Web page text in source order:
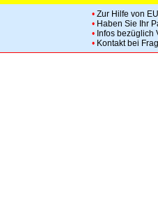
• Zur Hilfe von
• Haben Sie Ihr
• Infos bezüglich
• Kontakt bei